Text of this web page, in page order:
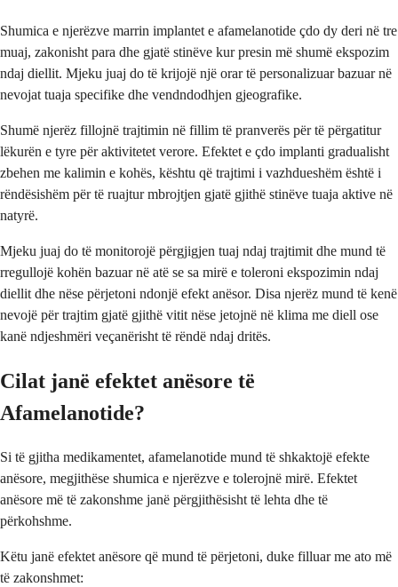
Shumica e njerëzve marrin implantet e afamelanotide çdo dy deri në tre
muaj, zakonisht para dhe gjatë stinëve kur presin më shumë ekspozim
ndaj diellit. Mjeku juaj do të krijojë një orar të personalizuar bazuar në
nevojat tuaja specifike dhe vendndodhjen gjeografike.
Shumë njerëz fillojnë trajtimin në fillim të pranverës për të përgatitur
lëkurën e tyre për aktivitetet verore. Efektet e çdo implanti gradualisht
zbehen me kalimin e kohës, kështu që trajtimi i vazhdueshëm është i
rëndësishëm për të ruajtur mbrojtjen gjatë gjithë stinëve tuaja aktive në
natyrë.
Mjeku juaj do të monitorojë përgjigjen tuaj ndaj trajtimit dhe mund të
rregullojë kohën bazuar në atë se sa mirë e toleroni ekspozimin ndaj
diellit dhe nëse përjetoni ndonjë efekt anësor. Disa njerëz mund të kenë
nevojë për trajtim gjatë gjithë vitit nëse jetojnë në klima me diell ose
kanë ndjeshmëri veçanërisht të rëndë ndaj dritës.
Cilat janë efektet anësore të
Afamelanotide?
Si të gjitha medikamentet, afamelanotide mund të shkaktojë efekte
anësore, megjithëse shumica e njerëzve e tolerojnë mirë. Efektet
anësore më të zakonshme janë përgjithësisht të lehta dhe të
përkohshme.
Këtu janë efektet anësore që mund të përjetoni, duke filluar me ato më
të zakonshmet: